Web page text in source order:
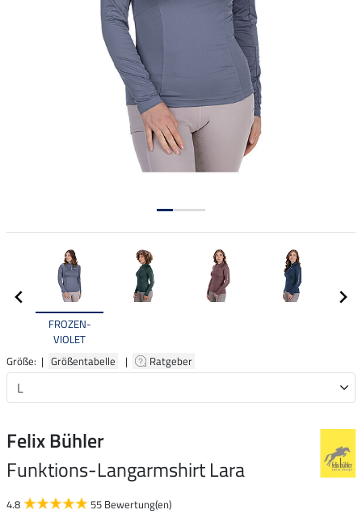
FROZEN-
VIOLET
Größe: | Größentabelle | Ratgeber
Felix Bühler
Funktions-Langarmshirt Lara
4.8 55 Bewertung(en)